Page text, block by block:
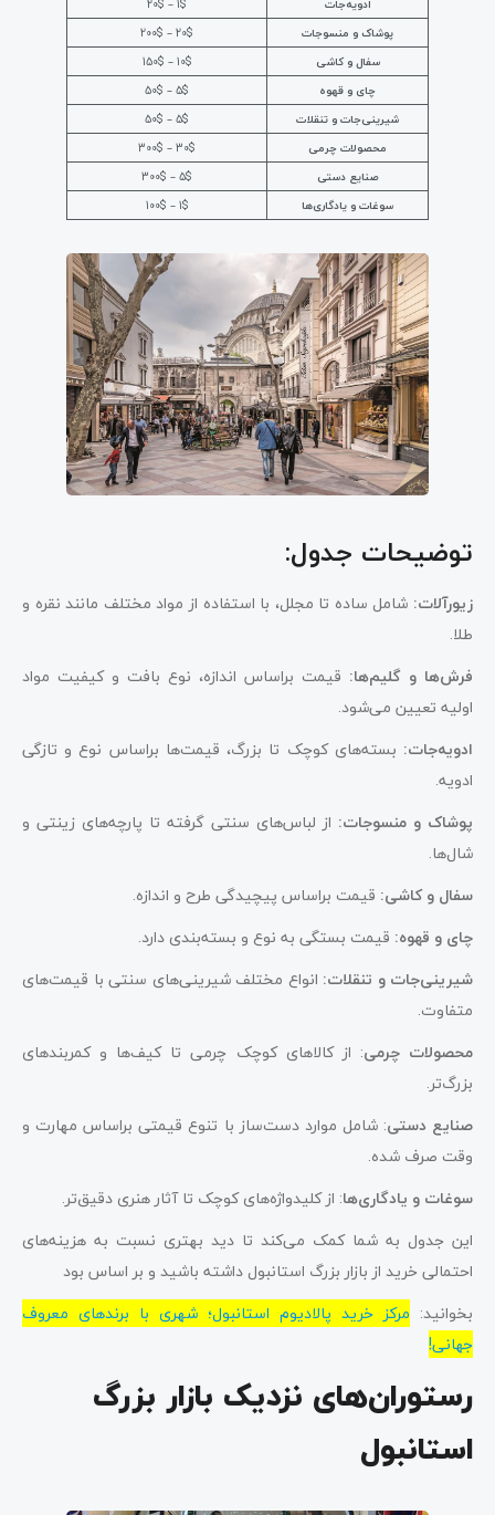
ادویه‌جات
1$ – 20$
پوشاک و منسوجات
20$ – 200$
سفال و کاشی
10$ – 150$
چای و قهوه
5$ – 50$
شیرینی‌جات و تنقلات
5$ – 50$
محصولات چرمی
30$ – 300$
صنایع دستی
5$ – 300$
سوغات و یادگاری‌ها
1$ – 100$
توضیحات جدول:
زیورآلات: شامل ساده تا مجلل، با استفاده از مواد مختلف مانند نقره و
طلا.
فرش‌ها و گلیم‌ها: قیمت براساس اندازه، نوع بافت و کیفیت مواد
اولیه تعیین می‌شود.
ادویه‌جات: بسته‌های کوچک تا بزرگ، قیمت‌ها براساس نوع و تازگی
ادویه.
پوشاک و منسوجات: از لباس‌های سنتی گرفته تا پارچه‌های زینتی و
شال‌ها.
سفال و کاشی: قیمت براساس پیچیدگی طرح و اندازه.
چای و قهوه: قیمت بستگی به نوع و بسته‌بندی دارد.
شیرینی‌جات و تنقلات: انواع مختلف شیرینی‌های سنتی با قیمت‌های
متفاوت.
محصولات چرمی: از کالاهای کوچک چرمی تا کیف‌ها و کمربندهای
بزرگ‌تر.
صنایع دستی: شامل موارد دست‌ساز با تنوع قیمتی براساس مهارت و
وقت صرف شده.
سوغات و یادگاری‌ها: از کلیدواژه‌های کوچک تا آثار هنری دقیق‌تر.
این جدول به شما کمک می‌کند تا دید بهتری نسبت به هزینه‌های
احتمالی خرید از بازار بزرگ استانبول داشته باشید و بر اساس بود
بخوانید: مرکز خرید پالادیوم استانبول؛ شهری با برندهای معروف
جهانی!
رستوران‌های نزدیک بازار بزرگ
استانبول